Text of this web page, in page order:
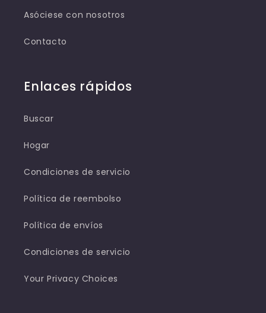
Asóciese con nosotros
Contacto
Enlaces rápidos
Buscar
Hogar
Condiciones de servicio
Política de reembolso
Política de envíos
Condiciones de servicio
Your Privacy Choices